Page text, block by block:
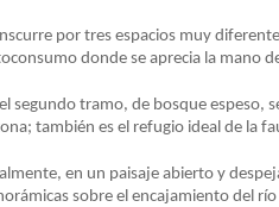
por tres espacios muy
donde se aprecia la mano
el segundo tramo, de bosque espeso,
también es el refugio ideal de la
en un paisaje abierto y
sobre el encajamiento del